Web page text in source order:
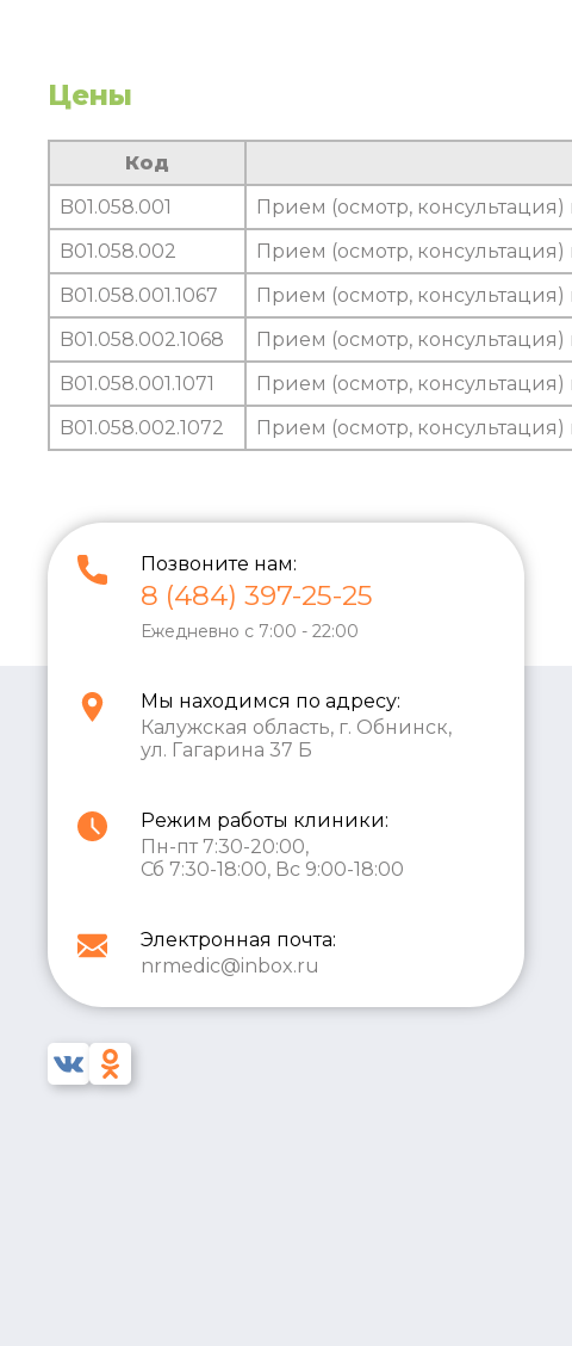
Цены
Код
B01.058.001
Прием (осмотр,
B01.058.002
Прием (осмотр,
B01.058.001.1067
Прием (осмотр,
B01.058.002.1068
Прием (осмотр,
B01.058.001.1071
Прием (осмотр,
B01.058.002.1072
Прием (осмотр,
Позвоните нам:
8 (484) 397-25-25
Ежедневно с 7:00 - 22:00
Мы находимся по адресу:
Калужская область, г. Обнинск,
ул. Гагарина 37 Б
Режим работы клиники:
Пн-пт 7:30-20:00,
Сб 7:30-18:00, Вс 9:00-18:00
Электронная почта:
nrmedic@inbox.ru